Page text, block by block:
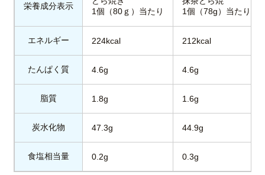
栄養成分表示
1個（80ｇ）当たり
1個（78g）当たり
エネルギー 224kcal 212kcal
たんぱく質 4.6g 4.6g
脂質 1.8g 1.6g
炭水化物 47.3g 44.9g
食塩相当量 0.2g 0.3g